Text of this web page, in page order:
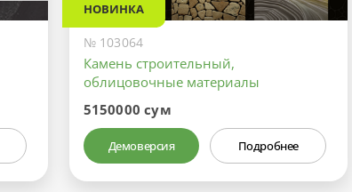
НОВИНКА
№ 103064
Камень строительный,
облицовочные материалы
5150000 сум
Демоверсия Подробнее